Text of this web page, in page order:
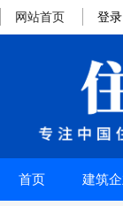
网站首页 登录
首页 建筑